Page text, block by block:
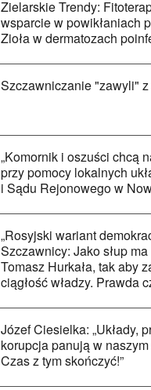
Zielarskie Trendy:
wsparcie w powikłaniach
Zioła w dermatozach
Szczawniczanie "zawyli"
„Komornik i oszuści chcą
przy pomocy lokalnych
i Sądu Rejonowego w
„Rosyjski wariant
Szczawnicy: Jako słup
Tomasz Hurkała, tak aby
ciągłość władzy. Prawda
Józef Ciesielka: „Układy,
korupcja panują w
Czas z tym skończyć!”